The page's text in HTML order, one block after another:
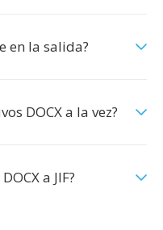
en la salida?
DOCX a la vez?
a JIF?